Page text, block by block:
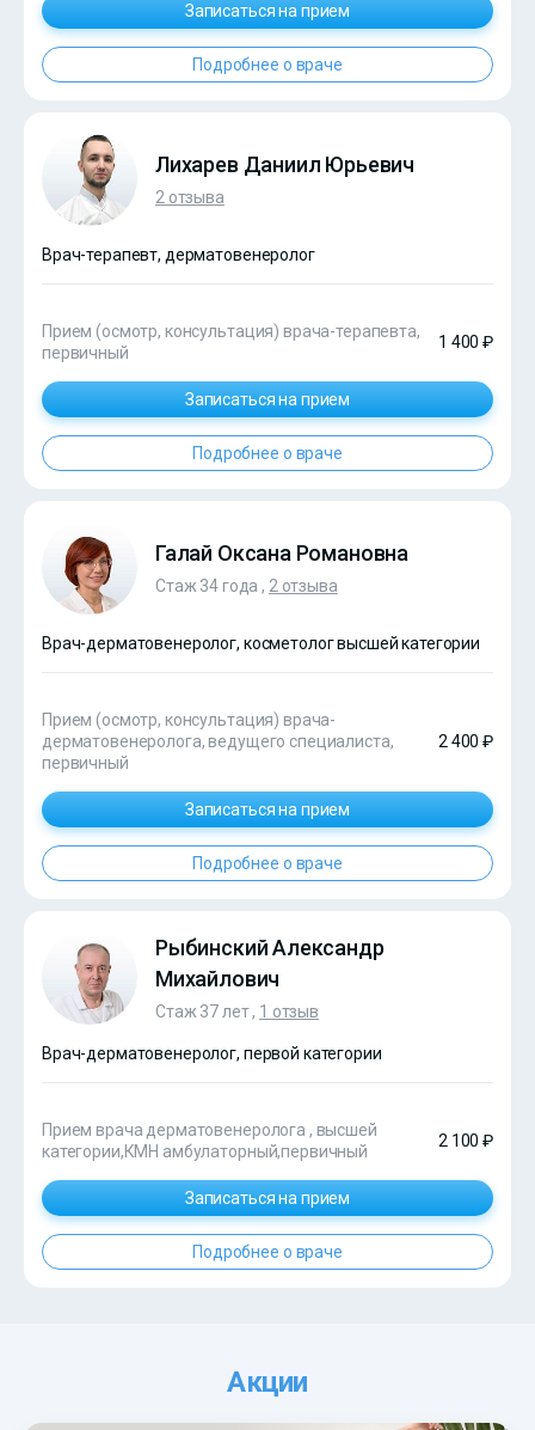
Записаться на прием
Подробнее о враче
Лихарев Даниил Юрьевич
2 отзыва
Врач-терапевт, дерматовенеролог
Прием (осмотр, консультация) врача-терапевта,
первичный
1 400 ₽
Записаться на прием
Подробнее о враче
Галай Оксана Романовна
Стаж 34 года , 2 отзыва
Врач-дерматовенеролог, косметолог высшей категории
Прием (осмотр, консультация) врача-
дерматовенеролога, ведущего специалиста,
первичный
2 400 ₽
Записаться на прием
Подробнее о враче
Рыбинский Александр
Михайлович
Стаж 37 лет , 1 отзыв
Врач-дерматовенеролог, первой категории
Прием врача дерматовенеролога , высшей
категории,КМН амбулаторный,первичный
2 100 ₽
Записаться на прием
Подробнее о враче
Акции